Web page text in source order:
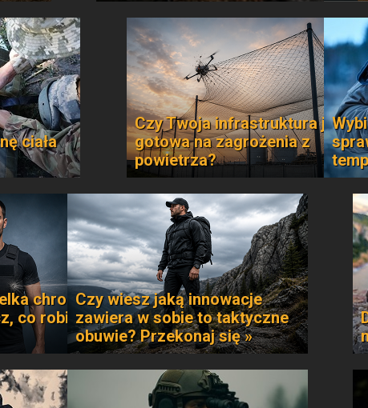
ciała
Czy Twoja infrastruktura jest
gotowa na zagrożenia z
powietrza?
chroni
co robi
Czy wiesz jaką innowacje
zawiera w sobie to taktyczne
obuwie? Przekonaj się »